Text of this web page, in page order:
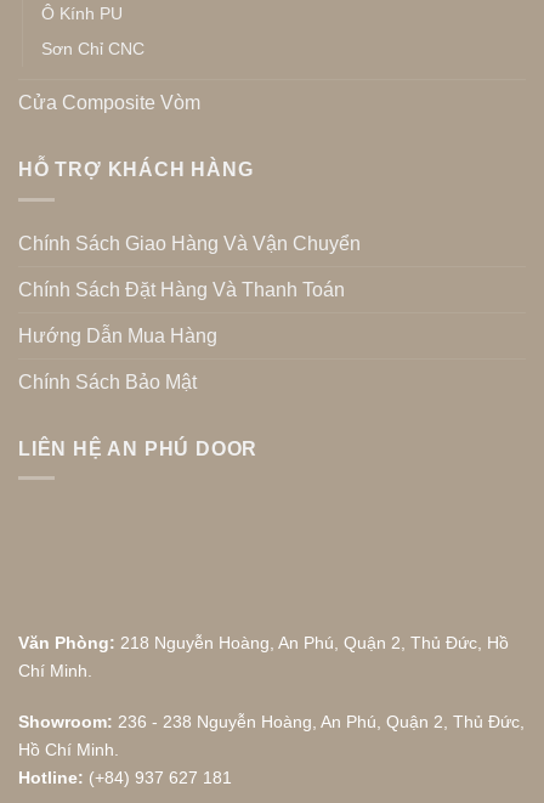
Ô Kính PU
Sơn Chỉ CNC
Cửa Composite Vòm
HỖ TRỢ KHÁCH HÀNG
Chính Sách Giao Hàng Và Vận Chuyển
Chính Sách Đặt Hàng Và Thanh Toán
Hướng Dẫn Mua Hàng
Chính Sách Bảo Mật
LIÊN HỆ AN PHÚ DOOR
Văn Phòng: 218 Nguyễn Hoàng, An Phú, Quận 2, Thủ Đức, Hồ
Chí Minh.
Showroom: 236 - 238 Nguyễn Hoàng, An Phú, Quận 2, Thủ Đức,
Hồ Chí Minh.
Hotline: (+84) 937 627 181